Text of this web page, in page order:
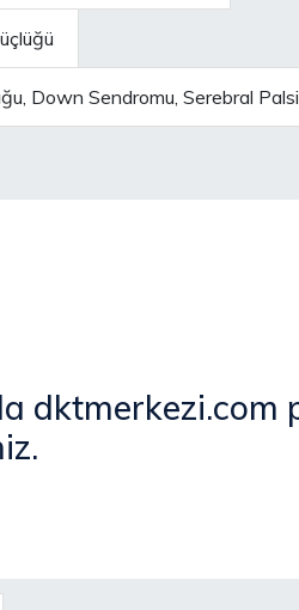
Down Sendromu, Serebral Palsi
dktmerkezi.com